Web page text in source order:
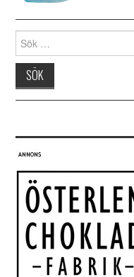
Search for: